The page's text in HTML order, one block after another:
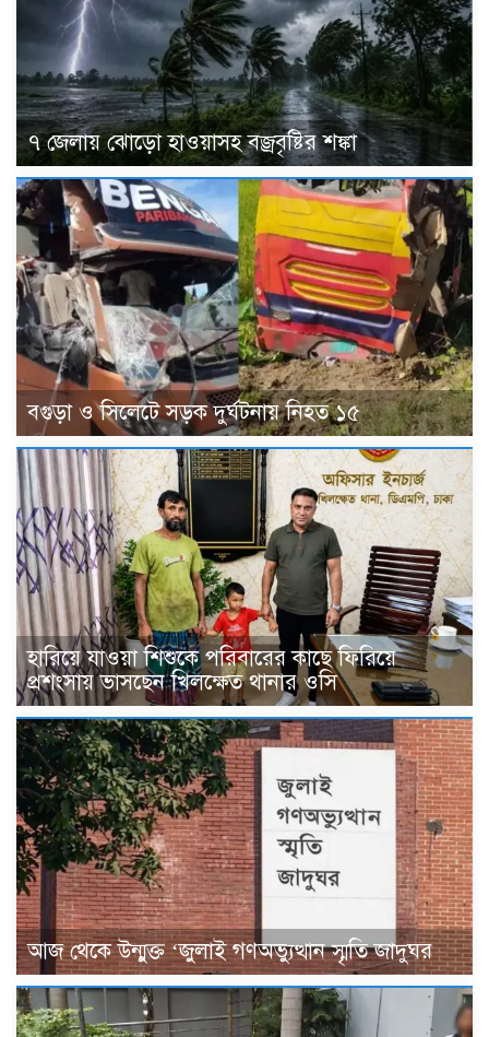
৭ জেলায় ঝোড়ো হাওয়াসহ বজ্রবৃষ্টির শঙ্কা
বগুড়া ও সিলেটে সড়ক দুর্ঘটনায় নিহত ১৫
হারিয়ে যাওয়া শিশুকে পরিবারের কাছে ফিরিয়ে
প্রশংসায় ভাসছেন খিলক্ষেত থানার ওসি
আজ থেকে উন্মুক্ত ‘জুলাই গণঅভ্যুত্থান স্মৃতি জাদুঘর